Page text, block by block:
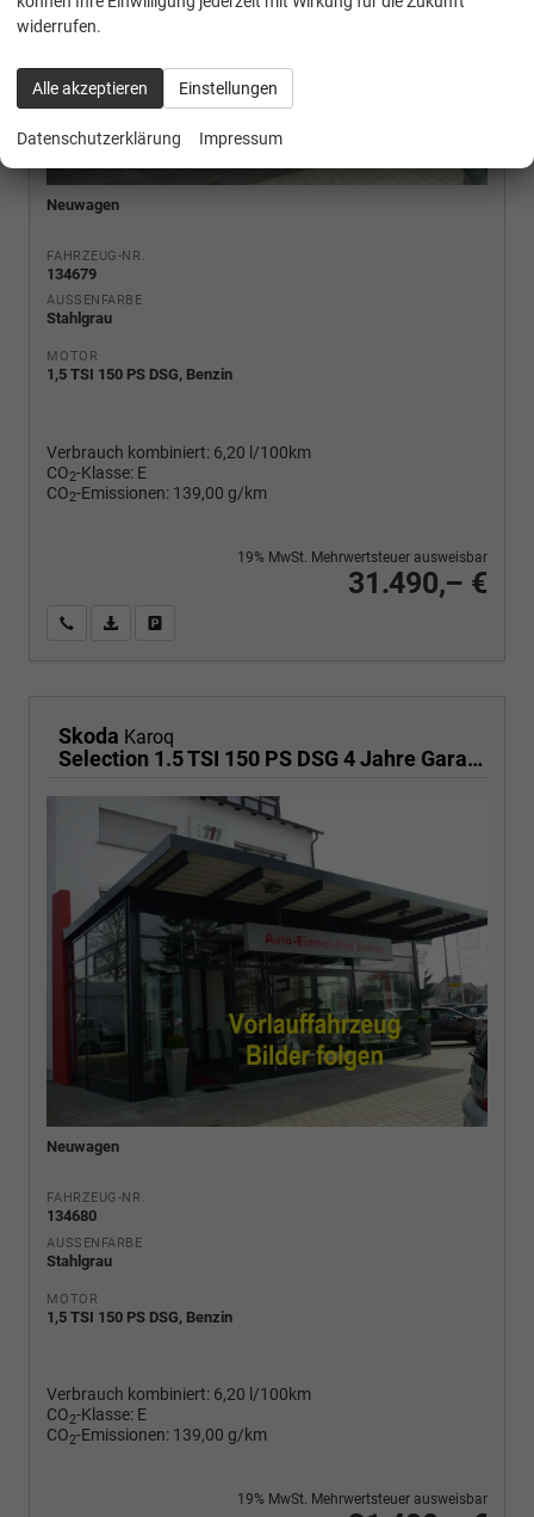
Neuwagen
FAHRZEUG-NR.
134679
AUSSENFARBE
Stahlgrau
MOTOR
1,5 TSI 150 PS DSG, Benzin
Verbrauch kombiniert: 6,20 l/100km
CO2-Klasse: E
CO2-Emissionen: 139,00 g/km
31.490,– €
19% MwSt. Mehrwertsteuer ausweisbar
Wir rufen Sie anPDF-Fahrzeugexposé drucken
Skoda Karoq
Selection 1.5 TSI 150 PS DSG 4 Jahre Garantie-Anhängerkupplung-Keyless Start-AppleCarPlay-AndroidAuto-Sunset-Tempomat-2-Zonen-Klima-16''Alu
Neuwagen
FAHRZEUG-NR.
134680
AUSSENFARBE
Stahlgrau
MOTOR
1,5 TSI 150 PS DSG, Benzin
Verbrauch kombiniert: 6,20 l/100km
CO2-Klasse: E
CO2-Emissionen: 139,00 g/km
19% MwSt. Mehrwertsteuer ausweisbar
widerrufen.
Alle akzeptieren Einstellungen
Datenschutzerklärung Impressum